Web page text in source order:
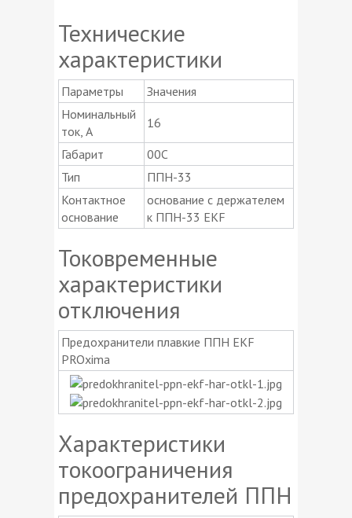
Технические
характеристики
Параметры
Значения
Номинальный
ток, А
16
Габарит
00C
Тип
ППН-33
Контактное
основание
основание с держателем
к ППН-33 EKF
Токовременные
характеристики
отключения
Предохранители плавкие ППН EKF
PROxima
Характеристики
токоограничения
предохранителей ППН